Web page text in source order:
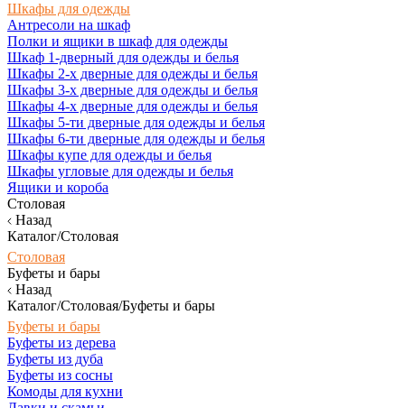
Шкафы для одежды
Антресоли на шкаф
Полки и ящики в шкаф для одежды
Шкаф 1-дверный для одежды и белья
Шкафы 2-х дверные для одежды и белья
Шкафы 3-х дверные для одежды и белья
Шкафы 4-х дверные для одежды и белья
Шкафы 5-ти дверные для одежды и белья
Шкафы 6-ти дверные для одежды и белья
Шкафы купе для одежды и белья
Шкафы угловые для одежды и белья
Ящики и короба
Столовая
Назад
Каталог/Столовая
Столовая
Буфеты и бары
Назад
Каталог/Столовая/Буфеты и бары
Буфеты и бары
Буфеты из дерева
Буфеты из дуба
Буфеты из сосны
Комоды для кухни